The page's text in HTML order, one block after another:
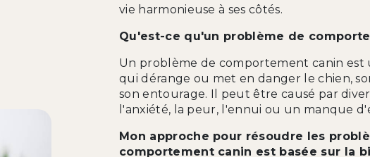
vie harmonieuse à ses côtés.
Qu'est-ce qu'un problème de
Un problème de comportement canin
qui dérange ou met en danger le chien,
son entourage. Il peut être causé par
l'anxiété, la peur, l'ennui ou un manque
Mon approche pour résoudre les
comportement canin est basée sur la